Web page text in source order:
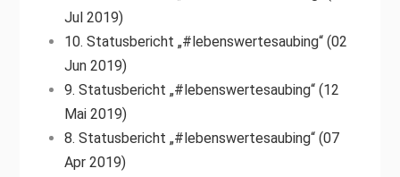
Jul 2019)
10. Statusbericht „#lebenswertesaubing“ (02
Jun 2019)
9. Statusbericht „#lebenswertesaubing“ (12
Mai 2019)
8. Statusbericht „#lebenswertesaubing“ (07
Apr 2019)